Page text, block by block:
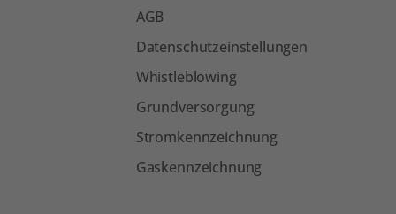
AGB
Datenschutzeinstellungen
Whistleblowing
Grundversorgung
Stromkennzeichnung
Gaskennzeichnung